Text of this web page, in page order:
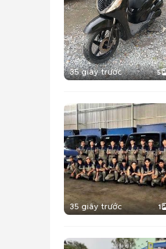
35 giây trước 5
35 giây trước 1